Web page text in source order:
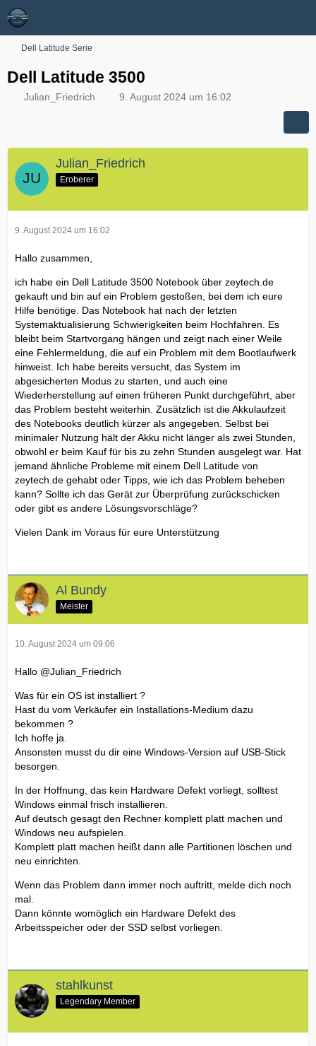
Dell Latitude Serie
Dell Latitude 3500
Julian_Friedrich 9. August 2024 um 16:02
Julian_Friedrich
Eroberer
9. August 2024 um 16:02
Hallo zusammen,
ich habe ein Dell Latitude 3500 Notebook über zeytech.de
gekauft und bin auf ein Problem gestoßen, bei dem ich eure
Hilfe benötige. Das Notebook hat nach der letzten
Systemaktualisierung Schwierigkeiten beim Hochfahren. Es
bleibt beim Startvorgang hängen und zeigt nach einer Weile
eine Fehlermeldung, die auf ein Problem mit dem Bootlaufwerk
hinweist. Ich habe bereits versucht, das System im
abgesicherten Modus zu starten, und auch eine
Wiederherstellung auf einen früheren Punkt durchgeführt, aber
das Problem besteht weiterhin. Zusätzlich ist die Akkulaufzeit
des Notebooks deutlich kürzer als angegeben. Selbst bei
minimaler Nutzung hält der Akku nicht länger als zwei Stunden,
obwohl er beim Kauf für bis zu zehn Stunden ausgelegt war. Hat
jemand ähnliche Probleme mit einem Dell Latitude von
zeytech.de gehabt oder Tipps, wie ich das Problem beheben
kann? Sollte ich das Gerät zur Überprüfung zurückschicken
oder gibt es andere Lösungsvorschläge?
Vielen Dank im Voraus für eure Unterstützung
Al Bundy
Meister
10. August 2024 um 09:06
Hallo @Julian_Friedrich
Was für ein OS ist installiert ?
Hast du vom Verkäufer ein Installations-Medium dazu
bekommen ?
Ich hoffe ja.
Ansonsten musst du dir eine Windows-Version auf USB-Stick
besorgen.
In der Hoffnung, das kein Hardware Defekt vorliegt, solltest
Windows einmal frisch installieren.
Auf deutsch gesagt den Rechner komplett platt machen und
Windows neu aufspielen.
Komplett platt machen heißt dann alle Partitionen löschen und
neu einrichten.
Wenn das Problem dann immer noch auftritt, melde dich noch
mal.
Dann könnte womöglich ein Hardware Defekt des
Arbeitsspeicher oder der SSD selbst vorliegen.
stahlkunst
Legendary Member